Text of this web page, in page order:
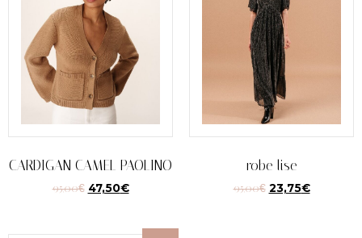
CARDIGAN CAMEL PAOLINO
95,00€ 47,50€
robe lise
95,00€ 23,75€